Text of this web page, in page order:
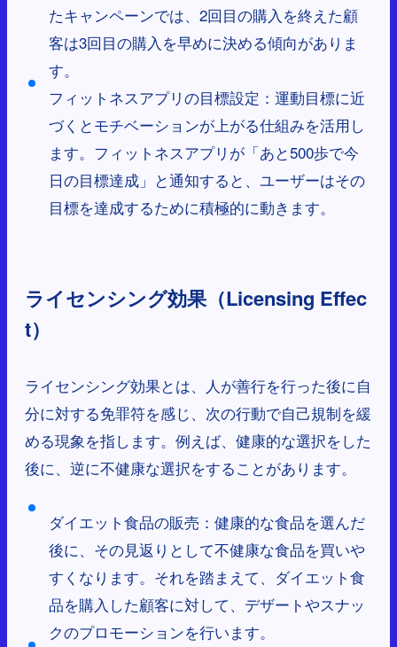
たキャンペーンでは、2回目の購入を終えた顧
客は3回目の購入を早めに決める傾向がありま
す。
フィットネスアプリの目標設定：運動目標に近
づくとモチベーションが上がる仕組みを活用し
ます。フィットネスアプリが「あと500歩で今
日の目標達成」と通知すると、ユーザーはその
目標を達成するために積極的に動きます。
ライセンシング効果（Licensing Effec
t）
ライセンシング効果とは、人が善行を行った後に自
分に対する免罪符を感じ、次の行動で自己規制を緩
める現象を指します。例えば、健康的な選択をした
後に、逆に不健康な選択をすることがあります。
ダイエット食品の販売：健康的な食品を選んだ
後に、その見返りとして不健康な食品を買いや
すくなります。それを踏まえて、ダイエット食
品を購入した顧客に対して、デザートやスナッ
クのプロモーションを行います。